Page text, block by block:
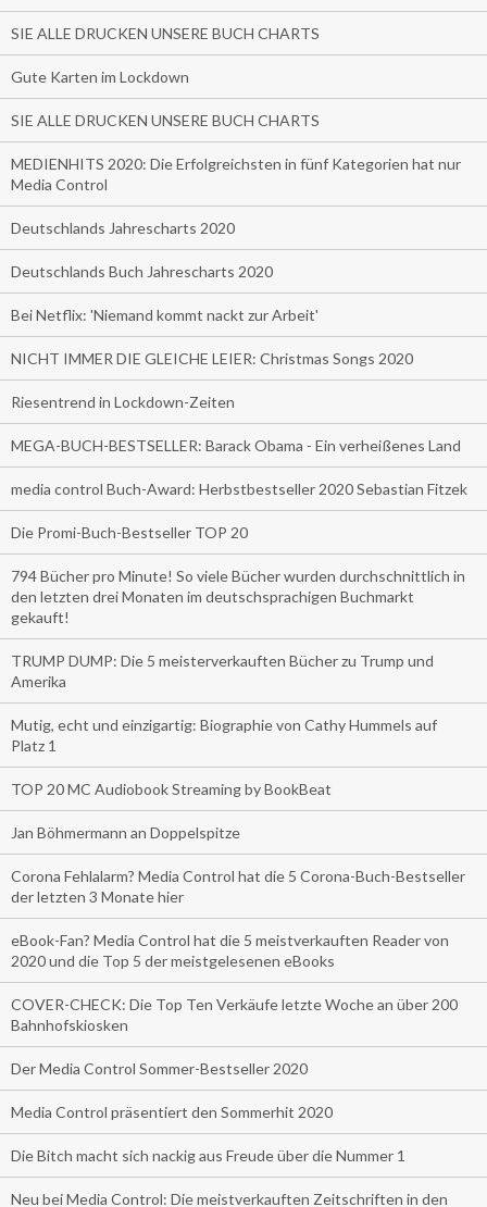
SIE ALLE DRUCKEN UNSERE BUCH CHARTS
Gute Karten im Lockdown
SIE ALLE DRUCKEN UNSERE BUCH CHARTS
MEDIENHITS 2020: Die Erfolgreichsten in fünf Kategorien hat nur
Media Control
Deutschlands Jahrescharts 2020
Deutschlands Buch Jahrescharts 2020
Bei Netflix: 'Niemand kommt nackt zur Arbeit'
NICHT IMMER DIE GLEICHE LEIER: Christmas Songs 2020
Riesentrend in Lockdown-Zeiten
MEGA-BUCH-BESTSELLER: Barack Obama - Ein verheißenes Land
media control Buch-Award: Herbstbestseller 2020 Sebastian Fitzek
Die Promi-Buch-Bestseller TOP 20
794 Bücher pro Minute! So viele Bücher wurden durchschnittlich in
den letzten drei Monaten im deutschsprachigen Buchmarkt
gekauft!
TRUMP DUMP: Die 5 meisterverkauften Bücher zu Trump und
Amerika
Mutig, echt und einzigartig: Biographie von Cathy Hummels auf
Platz 1
TOP 20 MC Audiobook Streaming by BookBeat
Jan Böhmermann an Doppelspitze
Corona Fehlalarm? Media Control hat die 5 Corona-Buch-Bestseller
der letzten 3 Monate hier
eBook-Fan? Media Control hat die 5 meistverkauften Reader von
2020 und die Top 5 der meistgelesenen eBooks
COVER-CHECK: Die Top Ten Verkäufe letzte Woche an über 200
Bahnhofskiosken
Der Media Control Sommer-Bestseller 2020
Media Control präsentiert den Sommerhit 2020
Die Bitch macht sich nackig aus Freude über die Nummer 1
Neu bei Media Control: Die meistverkauften Zeitschriften in den